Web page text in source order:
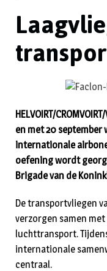
HELVOIRT/
en met 20 september
internationale
oefening wordt
Brigade van de
De transportvliegen
verzorgen samen
luchttransport.
internationale
centraal.